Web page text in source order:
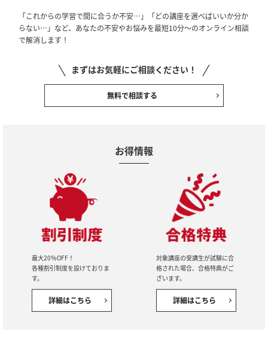
「これからの学習で間に合うか不安…」「どの講座を選べばいいか分か
らない…」など、あなたの不安やお悩みを最短10分～のオンライン相談
で解消します！
まずはお気軽にご相談ください！
無料で相談する
お得情報
最大20％OFF！
各種割引制度を設けておりま
す。
詳細はこちら
対象講座の受講生が試験に合
格された場合、合格特典がご
ざいます。
詳細はこちら